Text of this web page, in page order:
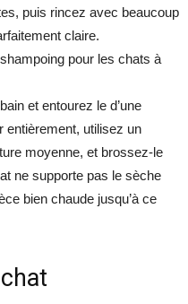
puis rincez avec beaucoup
claire.
pour les chats à
et entourez le d’une
entièrement, utilisez un
moyenne, et brossez-le
ne supporte pas le sèche
bien chaude jusqu’à ce